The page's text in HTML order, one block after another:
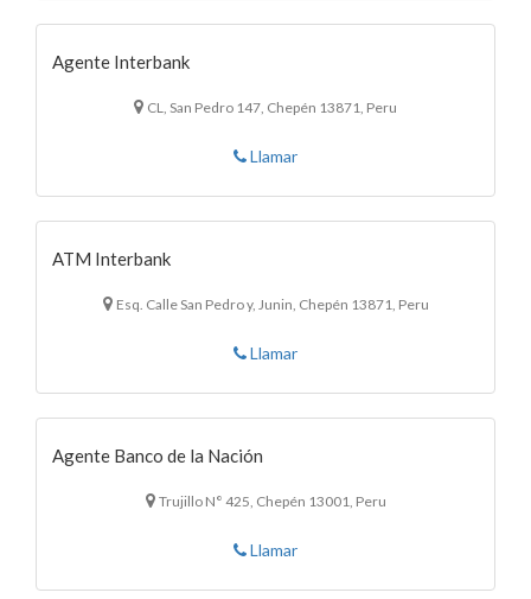
Agente Interbank
CL, San Pedro 147, Chepén 13871, Peru
Llamar
ATM Interbank
Esq. Calle San Pedro y, Junin, Chepén 13871, Peru
Llamar
Agente Banco de la Nación
Trujillo N° 425, Chepén 13001, Peru
Llamar